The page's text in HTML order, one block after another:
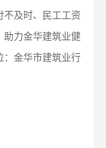
不及时、民工工资
助力金华建筑业健
：金华市建筑业行